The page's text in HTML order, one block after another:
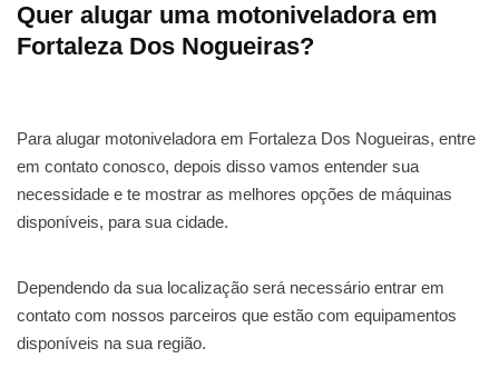
Quer alugar uma motoniveladora em
Fortaleza Dos Nogueiras?
Para alugar motoniveladora em Fortaleza Dos Nogueiras, entre
em contato conosco, depois disso vamos entender sua
necessidade e te mostrar as melhores opções de máquinas
disponíveis, para sua cidade.
Dependendo da sua localização será necessário entrar em
contato com nossos parceiros que estão com equipamentos
disponíveis na sua região.